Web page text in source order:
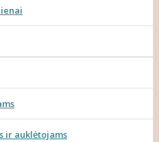
ir auklėtojams